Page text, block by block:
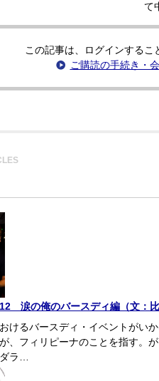
て
この記事は、ログインするこ
ご購読の手続き・
涙の俺のバースディ編（文：比
けるバースディ・イベントがい
、フィリピーナのことを指す。
ラ…